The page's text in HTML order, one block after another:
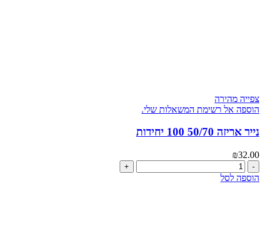
צפייה מהירה
הוספה אל רשימת המשאלות שלי.
נייר אריזה 50/70 100 יחידות
₪32.00
כמות
של
הוספה לסל